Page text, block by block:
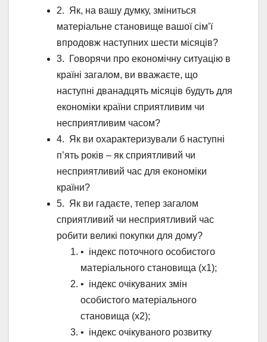
2. Як, на вашу думку, зміниться
матеріальне становище вашої сім’ї
впродовж наступних шести місяців?
3. Говорячи про економічну ситуацію в
країні загалом, ви вважаєте, що
наступні дванадцять місяців будуть для
економіки країни сприятливим чи
несприятливим часом?
4. Як ви охарактеризували б наступні
п’ять років – як сприятливий чи
несприятливий час для економіки
країни?
5. Як ви гадаєте, тепер загалом
сприятливий чи несприятливий час
робити великі покупки для дому?
• індекс поточного особистого
матеріального становища (х1);
• індекс очікуваних змін
особистого матеріального
становища (х2);
• індекс очікуваного розвитку